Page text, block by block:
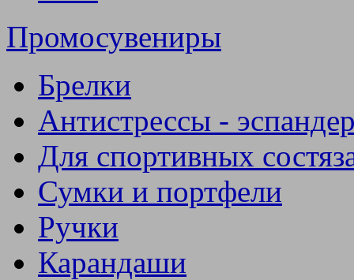
Промосувениры
Брелки
Антистрессы -
Для спортивных
Сумки и портфели
Ручки
Карандаши